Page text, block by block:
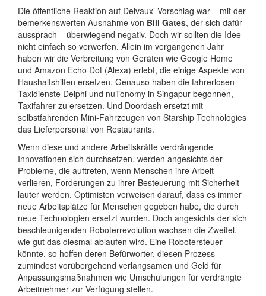
Die öffentliche Reaktion auf Delvaux’ Vorschlag war – mit der
bemerkenswerten Ausnahme von Bill Gates, der sich dafür
aussprach – überwiegend negativ. Doch wir sollten die Idee
nicht einfach so verwerfen. Allein im vergangenen Jahr
haben wir die Verbreitung von Geräten wie Google Home
und Amazon Echo Dot (Alexa) erlebt, die einige Aspekte von
Haushaltshilfen ersetzen. Genauso haben die fahrerlosen
Taxidienste Delphi und nuTonomy in Singapur begonnen,
Taxifahrer zu ersetzen. Und Doordash ersetzt mit
selbstfahrenden Mini-Fahrzeugen von Starship Technologies
das Lieferpersonal von Restaurants.
Wenn diese und andere Arbeitskräfte verdrängende
Innovationen sich durchsetzen, werden angesichts der
Probleme, die auftreten, wenn Menschen ihre Arbeit
verlieren, Forderungen zu ihrer Besteuerung mit Sicherheit
lauter werden. Optimisten verweisen darauf, dass es immer
neue Arbeitsplätze für Menschen gegeben habe, die durch
neue Technologien ersetzt wurden. Doch angesichts der sich
beschleunigenden Roboterrevolution wachsen die Zweifel,
wie gut das diesmal ablaufen wird. Eine Robotersteuer
könnte, so hoffen deren Befürworter, diesen Prozess
zumindest vorübergehend verlangsamen und Geld für
Anpassungsmaßnahmen wie Umschulungen für verdrängte
Arbeitnehmer zur Verfügung stellen.